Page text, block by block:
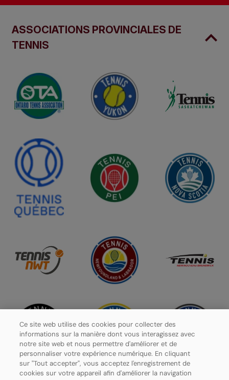
ASSOCIATIONS PROVINCIALES DE
TENNIS
Ce site web utilise des cookies pour collecter des
informations sur la manière dont vous interagissez avec
notre site web et nous permettre d'améliorer et de
personnaliser votre expérience numérique. En cliquant
sur "Tout accepter", vous acceptez l'enregistrement de
cookies sur votre appareil afin d'améliorer la navigation